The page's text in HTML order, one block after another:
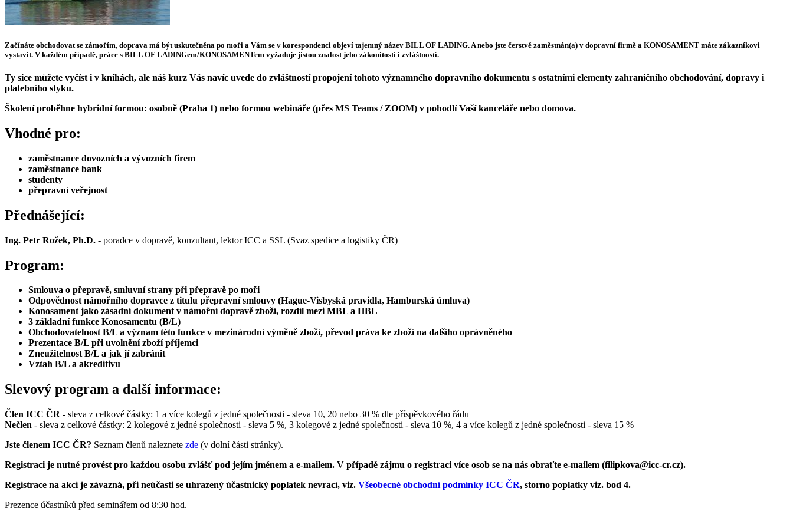
Začínáte obchodovat se zámořím, doprava má být uskutečněna po moři a Vám se v korespondenci objeví tajemný název BILL OF LADING. A nebo jste čerstvě zaměstnán(a) v dopravní firmě a KONOSAMENT máte zákazníkovi
vystavit. V každém případě, práce s BILL OF LADINGem/KONOSAMENTem vyžaduje jistou znalost jeho zákonitostí i zvláštností.
Ty sice můžete vyčíst i v knihách, ale náš kurz Vás navíc uvede do zvláštností propojení tohoto významného dopravního dokumentu s ostatními elementy zahraničního obchodování, dopravy i
platebního styku.
Školení proběhne hybridní formou: osobně (Praha 1) nebo formou webináře (přes MS Teams / ZOOM) v pohodlí Vaší kanceláře nebo domova.
Vhodné pro:
zaměstnance dovozních a vývozních firem
zaměstnance bank
studenty
přepravní veřejnost
Přednášející:
Ing. Petr Rožek, Ph.D. - poradce v dopravě, konzultant, lektor ICC a SSL (Svaz spedice a logistiky ČR)
Program:
Smlouva o přepravě, smluvní strany při přepravě po moři
Odpovědnost námořního dopravce z titulu přepravní smlouvy (Hague-Visbyská pravidla, Hamburská úmluva)
Konosament jako zásadní dokument v námořní dopravě zboží, rozdíl mezi MBL a HBL
3 základní funkce Konosamentu (B/L)
Obchodovatelnost B/L a význam této funkce v mezinárodní výměně zboží, převod práva ke zboží na dalšího oprávněného
Prezentace B/L při uvolnění zboží příjemci
Zneužitelnost B/L a jak jí zabránit
Vztah B/L a akreditivu
Slevový program a další informace:
Člen ICC ČR - sleva z celkové částky: 1 a více kolegů z jedné společnosti - sleva 10, 20 nebo 30 % dle příspěvkového řádu
Nečlen - sleva z celkové částky: 2 kolegové z jedné společnosti - sleva 5 %, 3 kolegové z jedné společnosti - sleva 10 %, 4 a více kolegů z jedné společnosti - sleva 15 %
Jste členem ICC ČR? Seznam členů naleznete zde (v dolní části stránky).
Registraci je nutné provést pro každou osobu zvlášť pod jejím jménem a e-mailem. V případě zájmu o registraci více osob se na nás obraťte e-mailem (filipkova@icc-cr.cz).
Registrace na akci je závazná, při neúčasti se uhrazený účastnický poplatek nevrací, viz. Všeobecné obchodní podmínky ICC ČR, storno poplatky viz. bod 4.
Prezence účastníků před seminářem od 8:30 hod.